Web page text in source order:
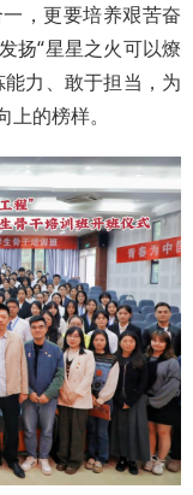
，更要培养艰苦奋
扬“星星之火可以燎
力、敢于担当，为
的榜样。